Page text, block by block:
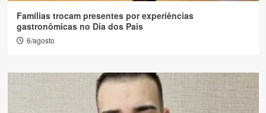
Famílias trocam presentes por experiências
gastronômicas no Dia dos Pais
6/agosto